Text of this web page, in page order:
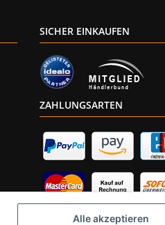
Alle akzeptieren
SICHER EINKAUFEN
ZAHLUNGSARTEN